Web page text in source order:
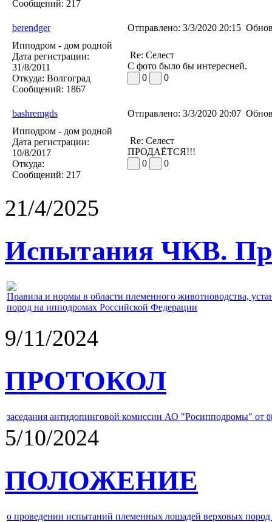
Сообщений: 217
berendger Отправлено: 3/3/2020 20:15
Ипподром - дом родной
Дата регистрации:
31/8/2011
Откуда: Волгоград
Сообщений: 1867
Re: Селест
С фото было бы интересней.
0
0
bashremgds Отправлено: 3/3/2020 20:07
Ипподром - дом родной
Дата регистрации:
10/8/2017
Откуда:
Сообщений: 217
Re: Селест
ПРОДАЁТСЯ!!!
0
0
21/4/2025
Испытания ЧКВ.
Правила и нормы в области племенного животноводства,
пород на ипподромах Российской Федерации
9/11/2024
ПРОТОКОЛ
заседания антидопинговой комиссии АО "Росипподромы" от
5/10/2024
ПОЛОЖЕНИЕ
о проведении испытаний племенных лошадей верховых